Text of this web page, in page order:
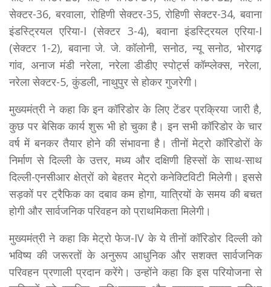
सेक्टर-36, बरवाला, रोहिणी सेक्टर-35, रोहिणी सेक्टर-34, बवाना
इंडस्ट्रियल एरिया-I (सेक्टर 3-4), बवाना इंडस्ट्रियल एरिया-I
(सेक्टर 1-2), बवाना जे. जे. कॉलोनी, सनोठ, न्यू सनोठ, भोरगढ़
गांव, अनाज मंडी नरेला, नरेला डीडीए स्पोर्ट्स कॉम्प्लेक्स, नरेला,
नरेला सेक्टर-5, कुंडली, नाथुपुर से होकर गुजरेगी।
मुख्यमंत्री ने कहा कि इन कॉरिडोर के लिए टेंडर प्रक्रिया जारी है,
कुछ पर बेसिक कार्य शुरू भी हो चुका है। इन सभी कॉरिडोर के चार
वर्ष में बनकर तैयार होने की संभावना है। तीनों मेट्रो कॉरिडोरों के
निर्माण से दिल्ली के उत्तर, मध्य और दक्षिणी हिस्सों के साथ-साथ
दिल्ली-एनसीआर क्षेत्रों को बेहतर मेट्रो कनेक्टिविटी मिलेगी। इससे
सड़कों पर ट्रैफिक का दबाव कम होगा, यात्रियों के समय की बचत
होगी और सार्वजनिक परिवहन को प्राथमिकता मिलेगी।
मुख्यमंत्री ने कहा कि मेट्रो फेज-IV के ये तीनों कॉरिडोर दिल्ली को
भविष्य की जरूरतों के अनुरूप आधुनिक और सशक्त सार्वजनिक
परिवहन प्रणाली प्रदान करेंगे। उन्होंने कहा कि इस परियोजना से